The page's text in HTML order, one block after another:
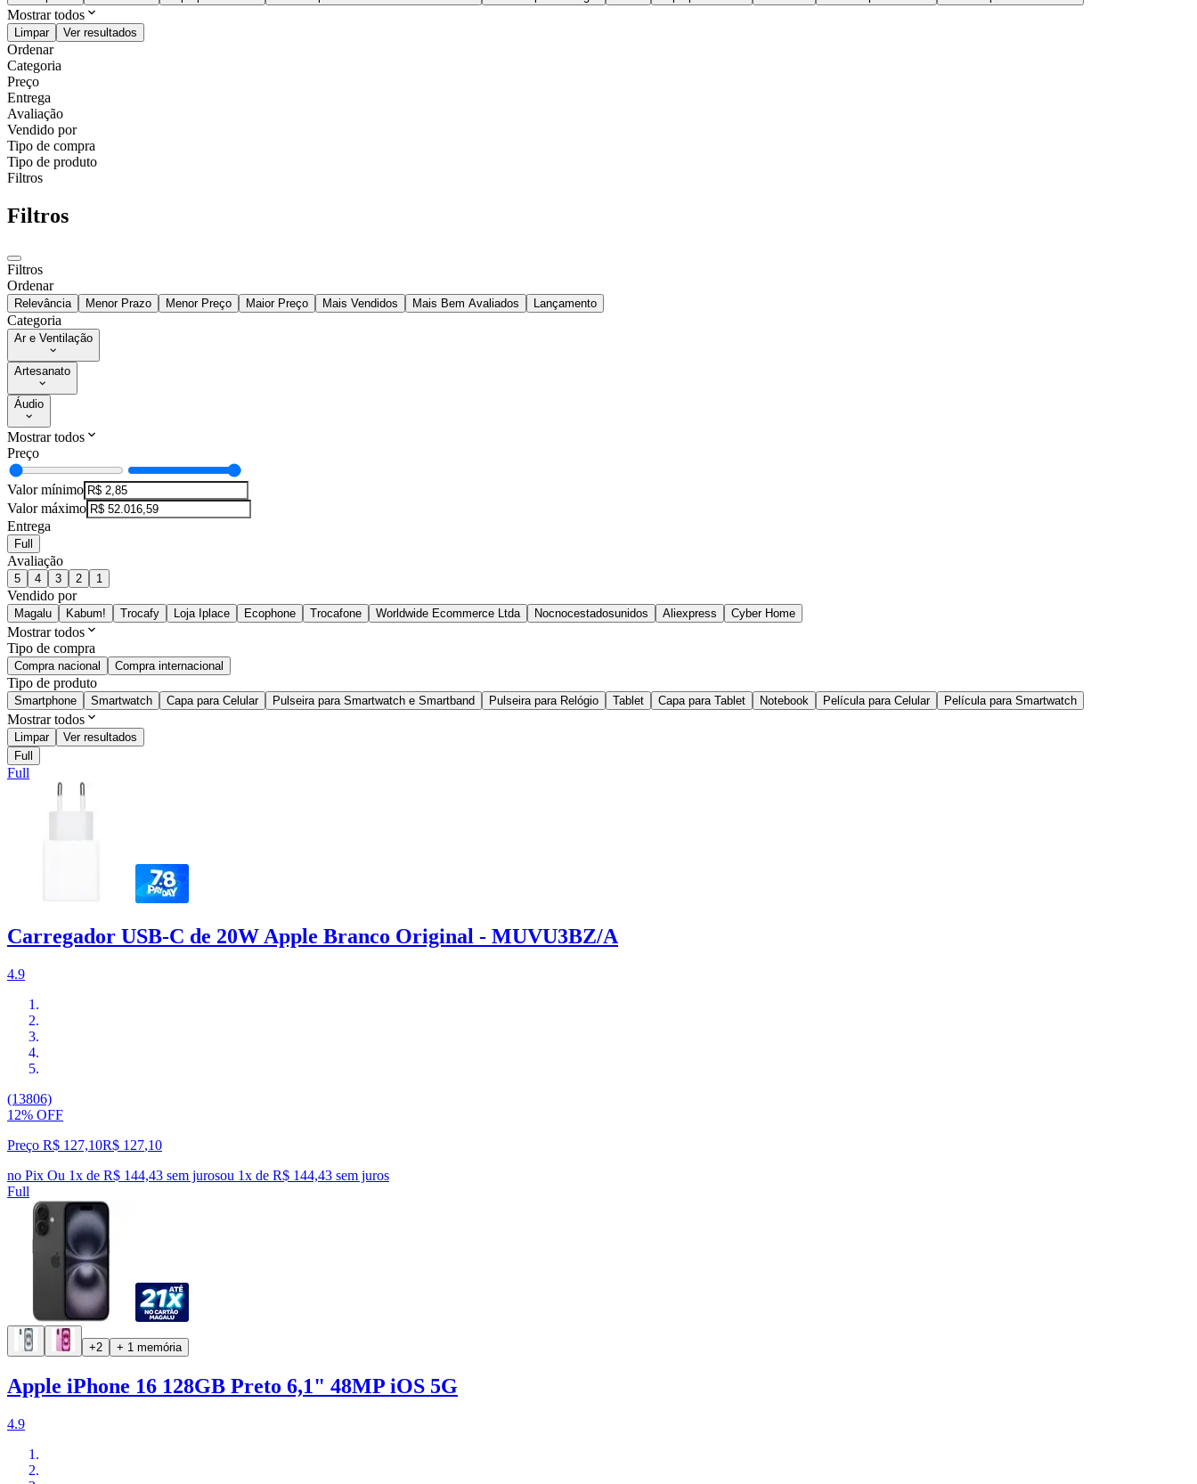
Mostrar todos
Limpar Ver resultados
Ordenar
Categoria
Preço
Entrega
Avaliação
Vendido por
Tipo de compra
Tipo de produto
Filtros
Filtros
Filtros
Ordenar
Relevância Menor Prazo Menor Preço Maior Preço Mais Vendidos Mais Bem Avaliados Lançamento
Categoria
Ar e Ventilação
Artesanato
Áudio
Mostrar todos
Preço
Valor mínimo
Valor máximo
Entrega
Full
Avaliação
5 4 3 2 1
Vendido por
Magalu Kabum! Trocafy Loja Iplace Ecophone Trocafone Worldwide Ecommerce Ltda Nocnocestadosunidos Aliexpress Cyber Home
Mostrar todos
Tipo de compra
Compra nacional Compra internacional
Tipo de produto
Smartphone Smartwatch Capa para Celular Pulseira para Smartwatch e Smartband Pulseira para Relógio Tablet Capa para Tablet Notebook Película para Celular Película para Smartwatch
Mostrar todos
Limpar
Ver resultados
Full
Full
Carregador USB-C de 20W Apple Branco Original - MUVU3BZ/A
4.9
(13806)
12% OFF
Preço R$ 127,10R$ 127,10
no Pix Ou 1x de R$ 144,43 sem jurosou 1x de R$ 144,43 sem juros
Full
+2 + 1 memória
Apple iPhone 16 128GB Preto 6,1" 48MP iOS 5G
4.9